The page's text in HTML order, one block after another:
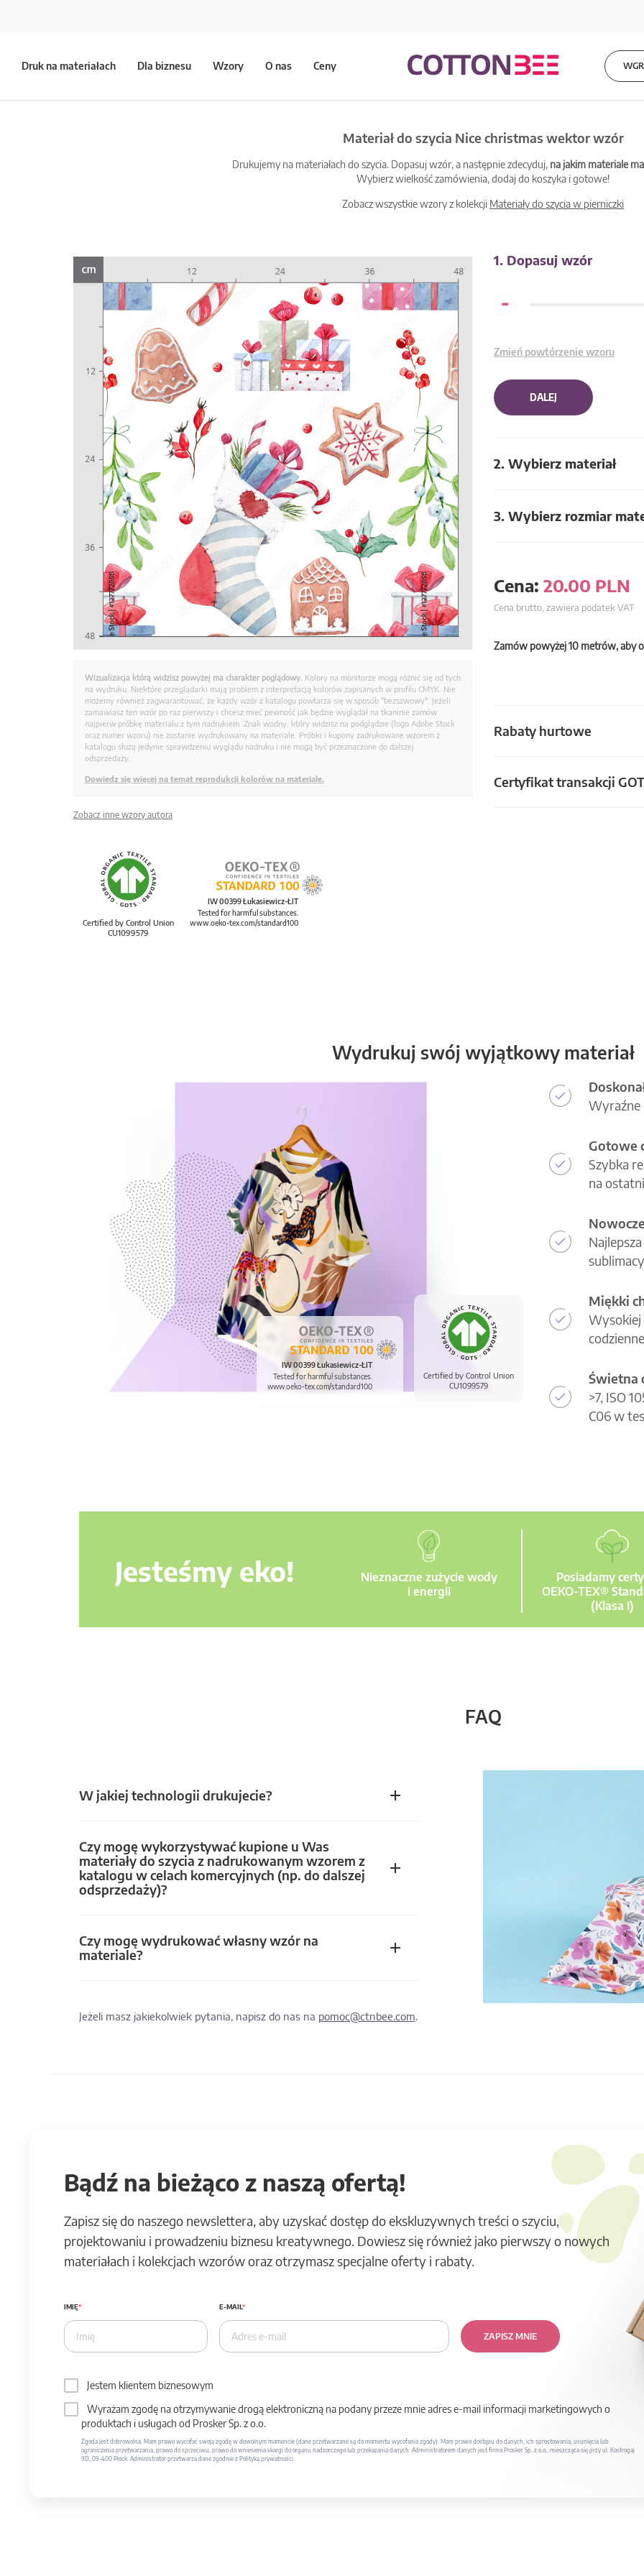
Druk na materiałach Dla biznesu Wzory O nas Ceny
Materiał do szycia Nice christmas wektor wzór
Drukujemy na materiałach do szycia. Dopasuj wzór, a następnie zdecyduj, na jakim materiale
Wybierz wielkość zamówienia, dodaj do koszyka i gotowe!
Zobacz wszystkie wzory z kolekcji Materiały do szycia w pierniczki
1. Dopasuj wzór
-
Zmień powtórzenie wzoru
DALEJ
2. Wybierz materiał
3. Wybierz rozmiar
Cena: 20.00 PLN
Cena brutto, zawiera podatek VAT
Zamów powyżej 10 metrów, aby
Rabaty hurtowe
Certyfikat transakcji
Wizualizacja którą widzisz powyżej ma charakter poglądowy. Kolory na monitorze mogą różnić się od tych
na wydruku. Niektóre przeglądarki mają problem z interpretacją kolorów zapisanych w profilu CMYK. Nie
możemy również zagwarantować, że każdy wzór z katalogu powtarza się w sposób "bezszwowy". Jeżeli
zamawiasz ten wzór po raz pierwszy i chcesz mieć pewność jak będzie wyglądał na tkaninie zamów
najpierw próbkę materiału z tym nadrukiem. Znak wodny, który widzisz na podglądzie (logo Adobe Stock
oraz numer wzoru) nie zostanie wydrukowany na materiale. Próbki i kupony zadrukowane wzorem z
katalogu służą jedynie sprawdzeniu wyglądu nadruku i nie mogą być przeznaczone do dalszej
odsprzedaży.
Dowiedz się więcej na temat reprodukcji kolorów na materiale.
Zobacz inne wzory autora
Certified by Control Union
CU1099579
IW 00399 Łukasiewicz-ŁIT
Tested for harmful substances.
www.oeko-tex.com/standard100
Wydrukuj swój wyjątkowy materiał
Certified by Control Union
CU1099579
IW 00399 Łukasiewicz-ŁIT
Tested for harmful substances.
www.oeko-tex.com/standard100
Wyraźne
Gotowe
Szybka
na
Miękki
Wysokiej
Świetna
>7, ISO
C06 w
Jesteśmy eko!
Nieznaczne zużycie wody
i energii
Posiadamy
OEKO-TEX®
(Klasa I)
FAQ
W jakiej technologii drukujecie?
Czy mogę wykorzystywać kupione u Was
materiały do szycia z nadrukowanym wzorem z
katalogu w celach komercyjnych (np. do dalszej
odsprzedaży)?
Czy mogę wydrukować własny wzór na
materiale?
Jeżeli masz jakiekolwiek pytania, napisz do nas na pomoc@ctnbee.com.
Bądź na bieżąco z naszą ofertą!
Zapisz się do naszego newslettera, aby uzyskać dostęp do ekskluzywnych treści o szyciu,
projektowaniu i prowadzeniu biznesu kreatywnego. Dowiesz się również jako pierwszy o nowych
materiałach i kolekcjach wzorów oraz otrzymasz specjalne oferty i rabaty.
IMIĘ E-MAIL
ZAPISZ MNIE
Jestem klientem biznesowym
Wyrażam zgodę na otrzymywanie drogą elektroniczną na podany przeze mnie adres e-mail informacji marketingowych o
produktach i usługach od Prosker Sp. z o.o.
Zgoda jest dobrowolna. Mam prawo wycofać swoją zgodę w dowolnym momencie (dane przetwarzane są do momentu wycofania zgody). Mam prawo dostępu do danych, ich sprostowania, usunięcia lub
ograniczenia przetwarzania, prawo do sprzeciwu, prawo do wniesienia skargi do organu nadzorczego lub przekazania danych. Administratorem danych jest firma Prosker Sp. z o.o., mieszcząca się przy ul. Kostrogaj
9D, 09-400 Płock. Administrator przetwarza dane zgodnie z Polityką prywatności.